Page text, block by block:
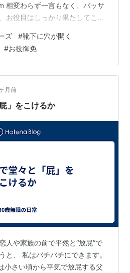
】
相変わらず一言もなく、バッサ
お役目はしっかり果たしてこよ
用のシューズ。 ※その辺りの話
近ではハイカットのシューズ
かける事が少なくなりまし
トシューズで代用している人も
る一定の年齢以上になると、両
ズ #靴下に穴が開く
#お役御免
月前
」をこけるか
人や家族の前で平然と“放屁”で
と、 私はバチバチにできます。
小さい頃から平気で放屁する父